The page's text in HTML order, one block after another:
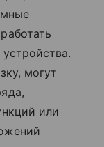
могут
или